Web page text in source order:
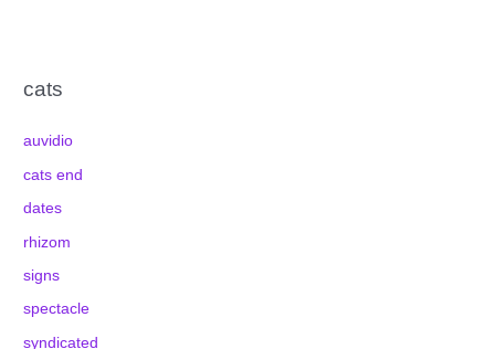
cats
auvidio
cats end
dates
rhizom
signs
spectacle
syndicated